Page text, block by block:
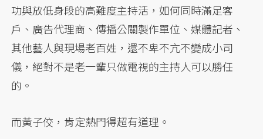
功與放低身段的高難度主持活，如何同時滿足客
戶、廣告代理商、傳播公關製作單位、媒體記者、
其他藝人與現場老百姓，還不卑不亢不變成小司
儀，絕對不是老一輩只做電視的主持人可以勝任
的。
而黃子佼，肯定熱門得超有道理。